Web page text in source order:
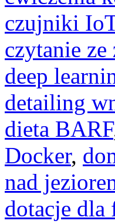
czujniki
czytanie
deep
detailing
dieta BARF
Docker,
nad
dotacje dla